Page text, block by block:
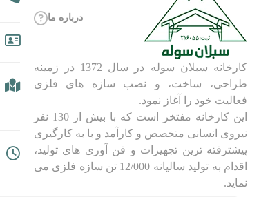
درباره ما
کارخانه سبلان سوله در سال 1372 در زمینه
طراحی، ساخت، و نصب سازه های فلزی
فعالیت خود را آغاز نمود.
این کارخانه مفتخر است که با بیش از 130 نفر
نیروی انسانی متخصص و کارآمد و با به کارگیری
پیشترفته ترین تجهیزات و فن آوری های تولید،
اقدام به تولید سالیانه 12/000 تن سازه فلزی می
نماید.